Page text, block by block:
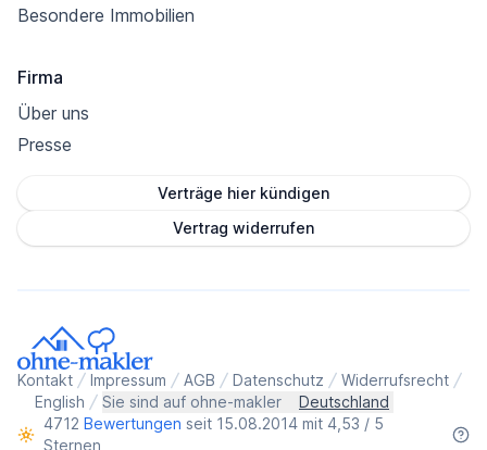
Besondere Immobilien
Firma
Über uns
Presse
Verträge hier kündigen
Vertrag widerrufen
Kontakt Impressum AGB Datenschutz
Widerrufsrecht
English
Sie sind auf ohne-makler
Deutschland
4712 Bewertungen seit 15.08.2014 mit 4,53 / 5
Sternen